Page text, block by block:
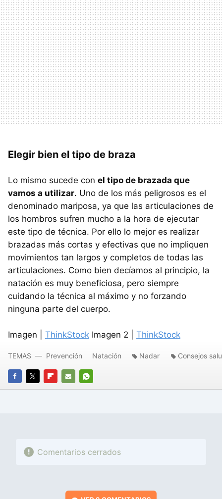
Elegir bien el tipo de braza
Lo mismo sucede con el tipo de brazada que
vamos a utilizar. Uno de los más peligrosos es el
denominado mariposa, ya que las articulaciones de
los hombros sufren mucho a la hora de ejecutar
este tipo de técnica. Por ello lo mejor es realizar
brazadas más cortas y efectivas que no impliquen
movimientos tan largos y completos de todas las
articulaciones. Como bien decíamos al principio, la
natación es muy beneficiosa, pero siempre
cuidando la técnica al máximo y no forzando
ninguna parte del cuerpo.
Imagen | ThinkStock Imagen 2 | ThinkStock
FACEBOOK
TWITTERFLIPBOARD
E-
WHATSAPP
TEMAS Prevención Natación Nadar Consejos
Comentarios cerrados